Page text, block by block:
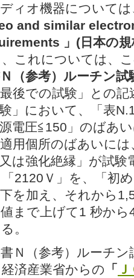
ィオ機器については
and similar
」(日本の規
これについては、
（参考）ルーチン試
後での試験」との
」において、「表
源電圧≦150」のばあ
用個所のばあいに
又は強化絶縁」が試
2120Ｖ」を、「初
を加え、それから
まで上げて1 秒から
。
Ｎ（参考）ルーチ
済産業省からの 「